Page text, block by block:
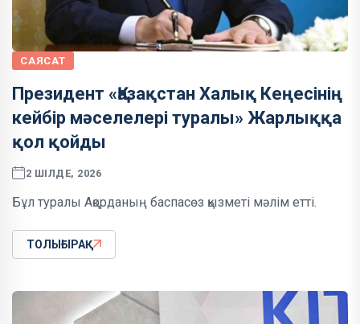
САЯСАТ
Президент «Қазақстан Халық Кеңесінің
кейбір мәселелері туралы» Жарлыққа
қол қойды
2 ШІЛДЕ, 2026
Бұл туралы Ақорданың баспасөз қызметі мәлім етті.
ТОЛЫҒЫРАҚ